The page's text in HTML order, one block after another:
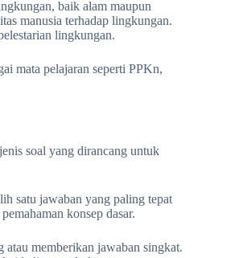
baik alam maupun
manusia terhadap lingkungan.
lingkungan.
mata pelajaran seperti PPKn,
soal yang dirancang untuk
satu jawaban yang paling tepat
konsep dasar.
memberikan jawaban singkat.